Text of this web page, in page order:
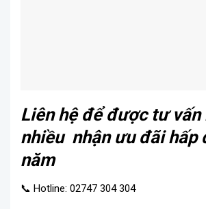
Liên hệ để được tư vấn
nhiều nhận ưu đãi hấp
năm
📞 Hotline: 02747 304 304